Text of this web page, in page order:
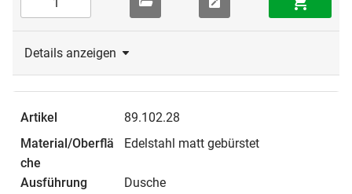
Details anzeigen
89.102.28
Edelstahl matt gebürstet
Dusche